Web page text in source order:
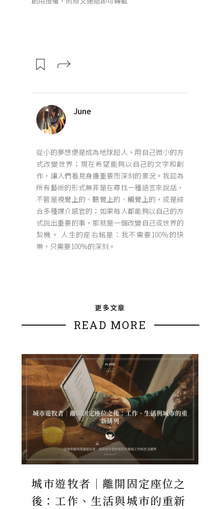
June
從小的夢想便是成為地球超人，用自己微小的方
式改變世界；現在希望能夠以自己的文字和創
作，讓人們看見身邊重要而深刻的景況。我認為
所有藝術的形式無非是在尋找一種語言來說話，
不管是視覺上的、聽覺上的、觸覺上的，或是綜
合多種媒介感官的；如果每人都能夠以自己的方
式說出重要的事，那就是一個改變自己或世界的
契機。 人生的座右銘是：我不需要100%的快
樂，只需要100%的深刻。
更多文章
READ MORE
城市遊牧者｜離開固定座位之
後：工作、生活與城市的重新